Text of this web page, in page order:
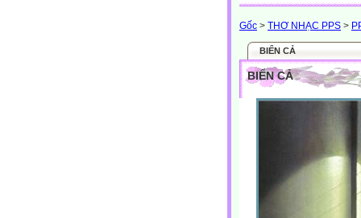
Gốc > THƠ NHẠC PPS >
BIỂN CẢ
BIỂN CẢ